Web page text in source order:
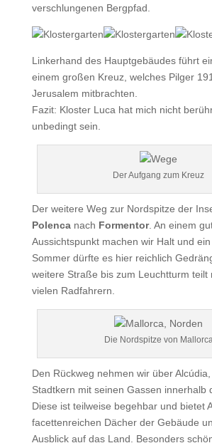
verschlungenen Bergpfad.
Linkerhand des Hauptgebäudes führt
einem großen Kreuz, welches Pilger
Jerusalem mitbrachten.
Fazit: Kloster Luca hat mich nicht
unbedingt sein.
Der Aufgang zum Kreuz
Der weitere Weg zur Nordspitze der
Polencanach Formentor. An einem
Aussichtspunkt machen wir Halt und
Sommer dürfte es hier reichlich
weitere Straße bis zum Leuchtturm teilt
vielen Radfahrern.
Die Nordspitze von
Den Rückweg nehmen wir über
Stadtkern mit seinen Gassen innerhalb
Diese ist teilweise begehbar und bietet
facettenreichen Dächer der Gebäude
Ausblick auf das Land. Besonders